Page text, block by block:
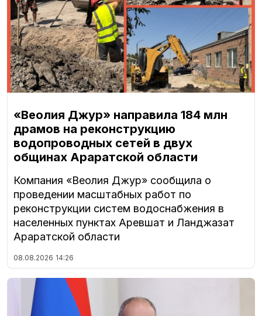
«Веолия Джур» направила 184 млн
драмов на реконструкцию
водопроводных сетей в двух
общинах Араратской области
Компания «Веолия Джур» сообщила о
проведении масштабных работ по
реконструкции систем водоснабжения в
населенных пунктах Аревшат и Ланджазат
Араратской области
08.08.2026 14:26